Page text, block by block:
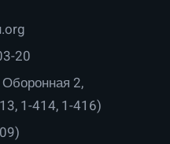
20
Оборонная 2,
1-414, 1-416)